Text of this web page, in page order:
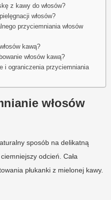
z kawy do włosów?
włosów?
przyciemniania włosów
kawą?
włosów kawą?
i ograniczenia przyciemniania
włosów
sposób na delikatną
odcień. Cała
płukanki z mielonej kawy.